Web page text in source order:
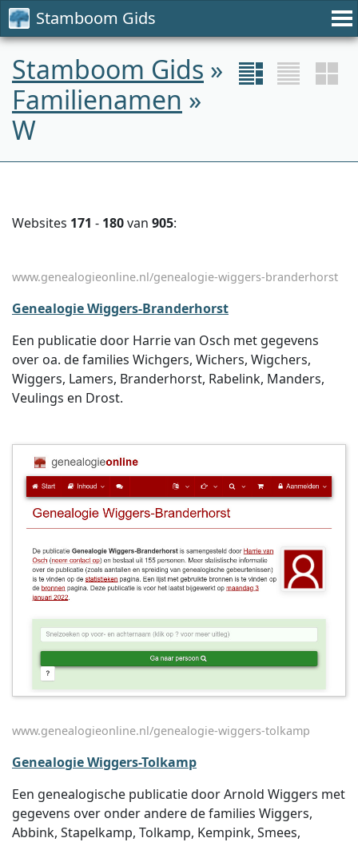
Stamboom Gids
Stamboom Gids »
Familienamen »
W
Websites 171 - 180van 905:
www.genealogieonline.nl/genealogie-wiggers-branderhorst
Genealogie Wiggers-Branderhorst
Een publicatie door Harrie van Osch met gegevens
over oa. de families Wichgers, Wichers, Wigchers,
Wiggers, Lamers, Branderhorst, Rabelink, Manders,
Veulings en Drost.
www.genealogieonline.nl/genealogie-wiggers-tolkamp
Genealogie Wiggers-Tolkamp
Een genealogische publicatie door Arnold Wiggers met
gegevens over onder andere de families Wiggers,
Abbink, Stapelkamp, Tolkamp, Kempink, Smees,